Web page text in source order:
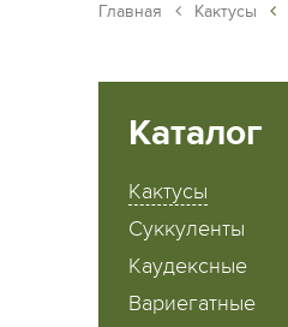
Главная Кактусы
Каталог
Кактусы
Суккуленты
Каудексные
Вариегатные